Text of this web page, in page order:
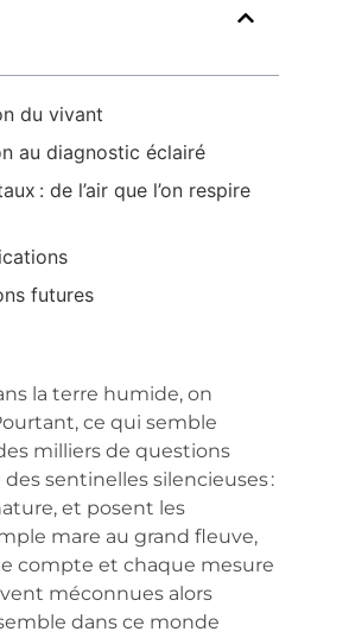
du vivant
au diagnostic éclairé
: de l’air que l’on respire
futures
la terre humide, on
ce qui semble
milliers de questions
sentinelles silencieuses :
et posent les
mare au grand fleuve,
compte et chaque mesure
méconnues alors
dans ce monde